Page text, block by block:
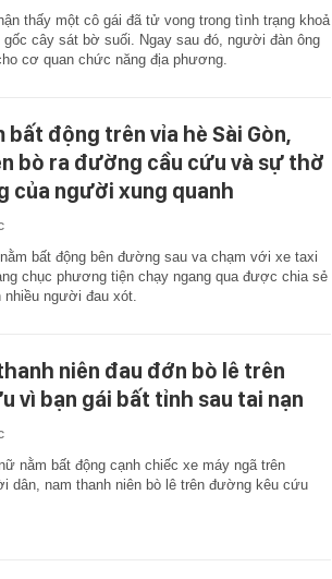
thấy một cô gái đã tử vong trong tình trạng khoả
cây sát bờ suối. Ngay sau đó, người đàn ông
cơ quan chức năng địa phương.
bất động trên vỉa hè Sài Gòn,
bò ra đường cầu cứu và sự thờ
của người xung quanh
bất động bên đường sau va chạm với xe taxi
chục phương tiện chạy ngang qua được chia sẻ
nhiều người đau xót.
thanh niên đau đớn bò lê trên
vì bạn gái bất tỉnh sau tai nạn
nằm bất động cạnh chiếc xe máy ngã trên
dân, nam thanh niên bò lê trên đường kêu cứu